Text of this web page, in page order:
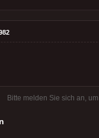
Bitte melden Sie sich an,